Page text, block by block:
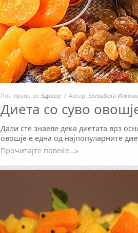
Постирано во Здравје / Автор: Елизабета
Диета со суво
Дали сте знаеле дека диетата врз
овошје е една од најпопуларните
Прочитајте повеќе…»